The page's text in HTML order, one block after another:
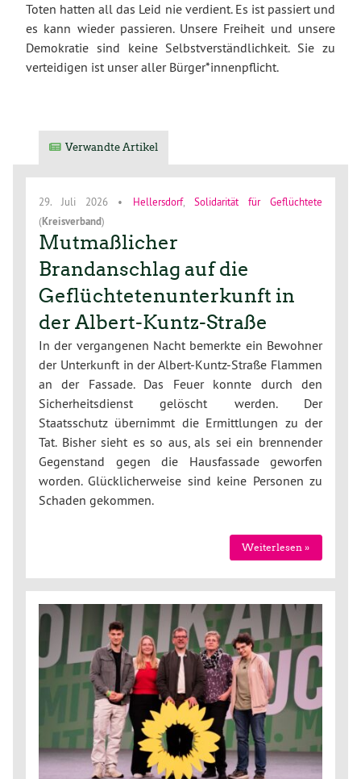
Toten hatten all das Leid nie verdient. Es ist passiert und
es kann wieder passieren. Unsere Freiheit und unsere
Demokratie sind keine Selbstverständlichkeit. Sie zu
verteidigen ist unser aller Bürger*innenpflicht.
Verwandte Artikel
29. Juli 2026 • Hellersdorf, Solidarität für Geflüchtete
(Kreisverband)
Mutmaßlicher
Brandanschlag auf die
Geflüchtetenunterkunft in
der Albert-Kuntz-Straße
In der vergangenen Nacht bemerkte ein Bewohner
der Unterkunft in der Albert-Kuntz-Straße Flammen
an der Fassade. Das Feuer konnte durch den
Sicherheitsdienst gelöscht werden. Der
Staatsschutz übernimmt die Ermittlungen zu der
Tat. Bisher sieht es so aus, als sei ein brennender
Gegenstand gegen die Hausfassade geworfen
worden. Glücklicherweise sind keine Personen zu
Schaden gekommen.
Weiterlesen »